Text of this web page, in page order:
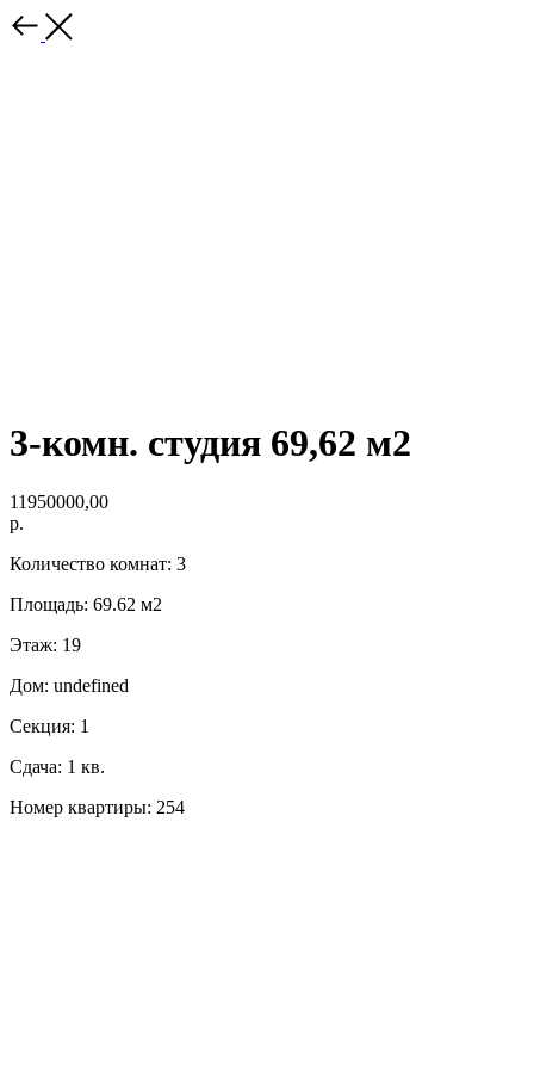
3-комн. студия 69,62 м2
11950000,00
р.
Количество комнат: 3
Площадь: 69.62 м2
Этаж: 19
Дом: undefined
Секция: 1
Сдача: 1 кв.
Номер квартиры: 254